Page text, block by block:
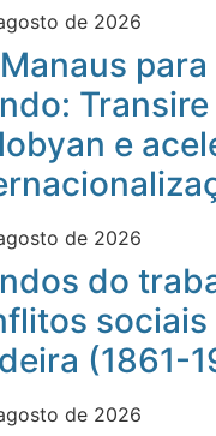
de 2026
para
e
de 2026
do
sociais
(1861-
de 2026